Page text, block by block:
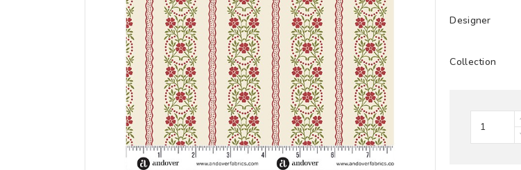
Designer
Collection